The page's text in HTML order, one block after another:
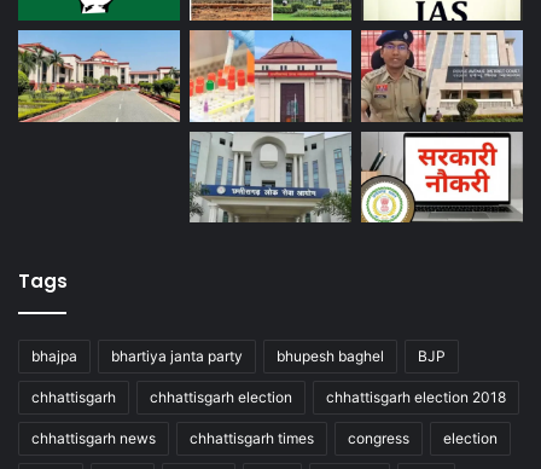
Tags
bhajpa bhartiya janta party bhupesh baghel BJP
chhattisgarh chhattisgarh election chhattisgarh election 2018
chhattisgarh news chhattisgarh times congress election